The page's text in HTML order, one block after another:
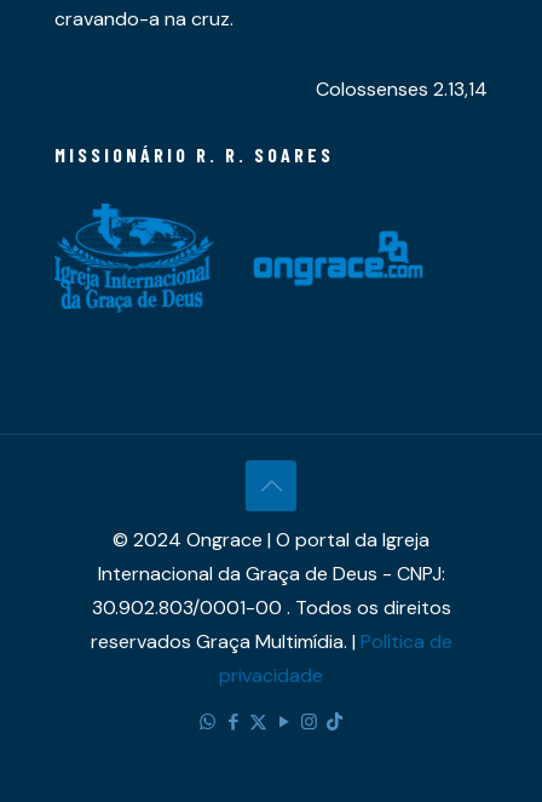
cravando-a na cruz.
Colossenses 2.13,14
MISSIONÁRIO R. R. SOARES
© 2024 Ongrace | O portal da Igreja
Internacional da Graça de Deus - CNPJ:
30.902.803/0001-00 . Todos os direitos
reservados Graça Multimídia. |Política de
privacidade